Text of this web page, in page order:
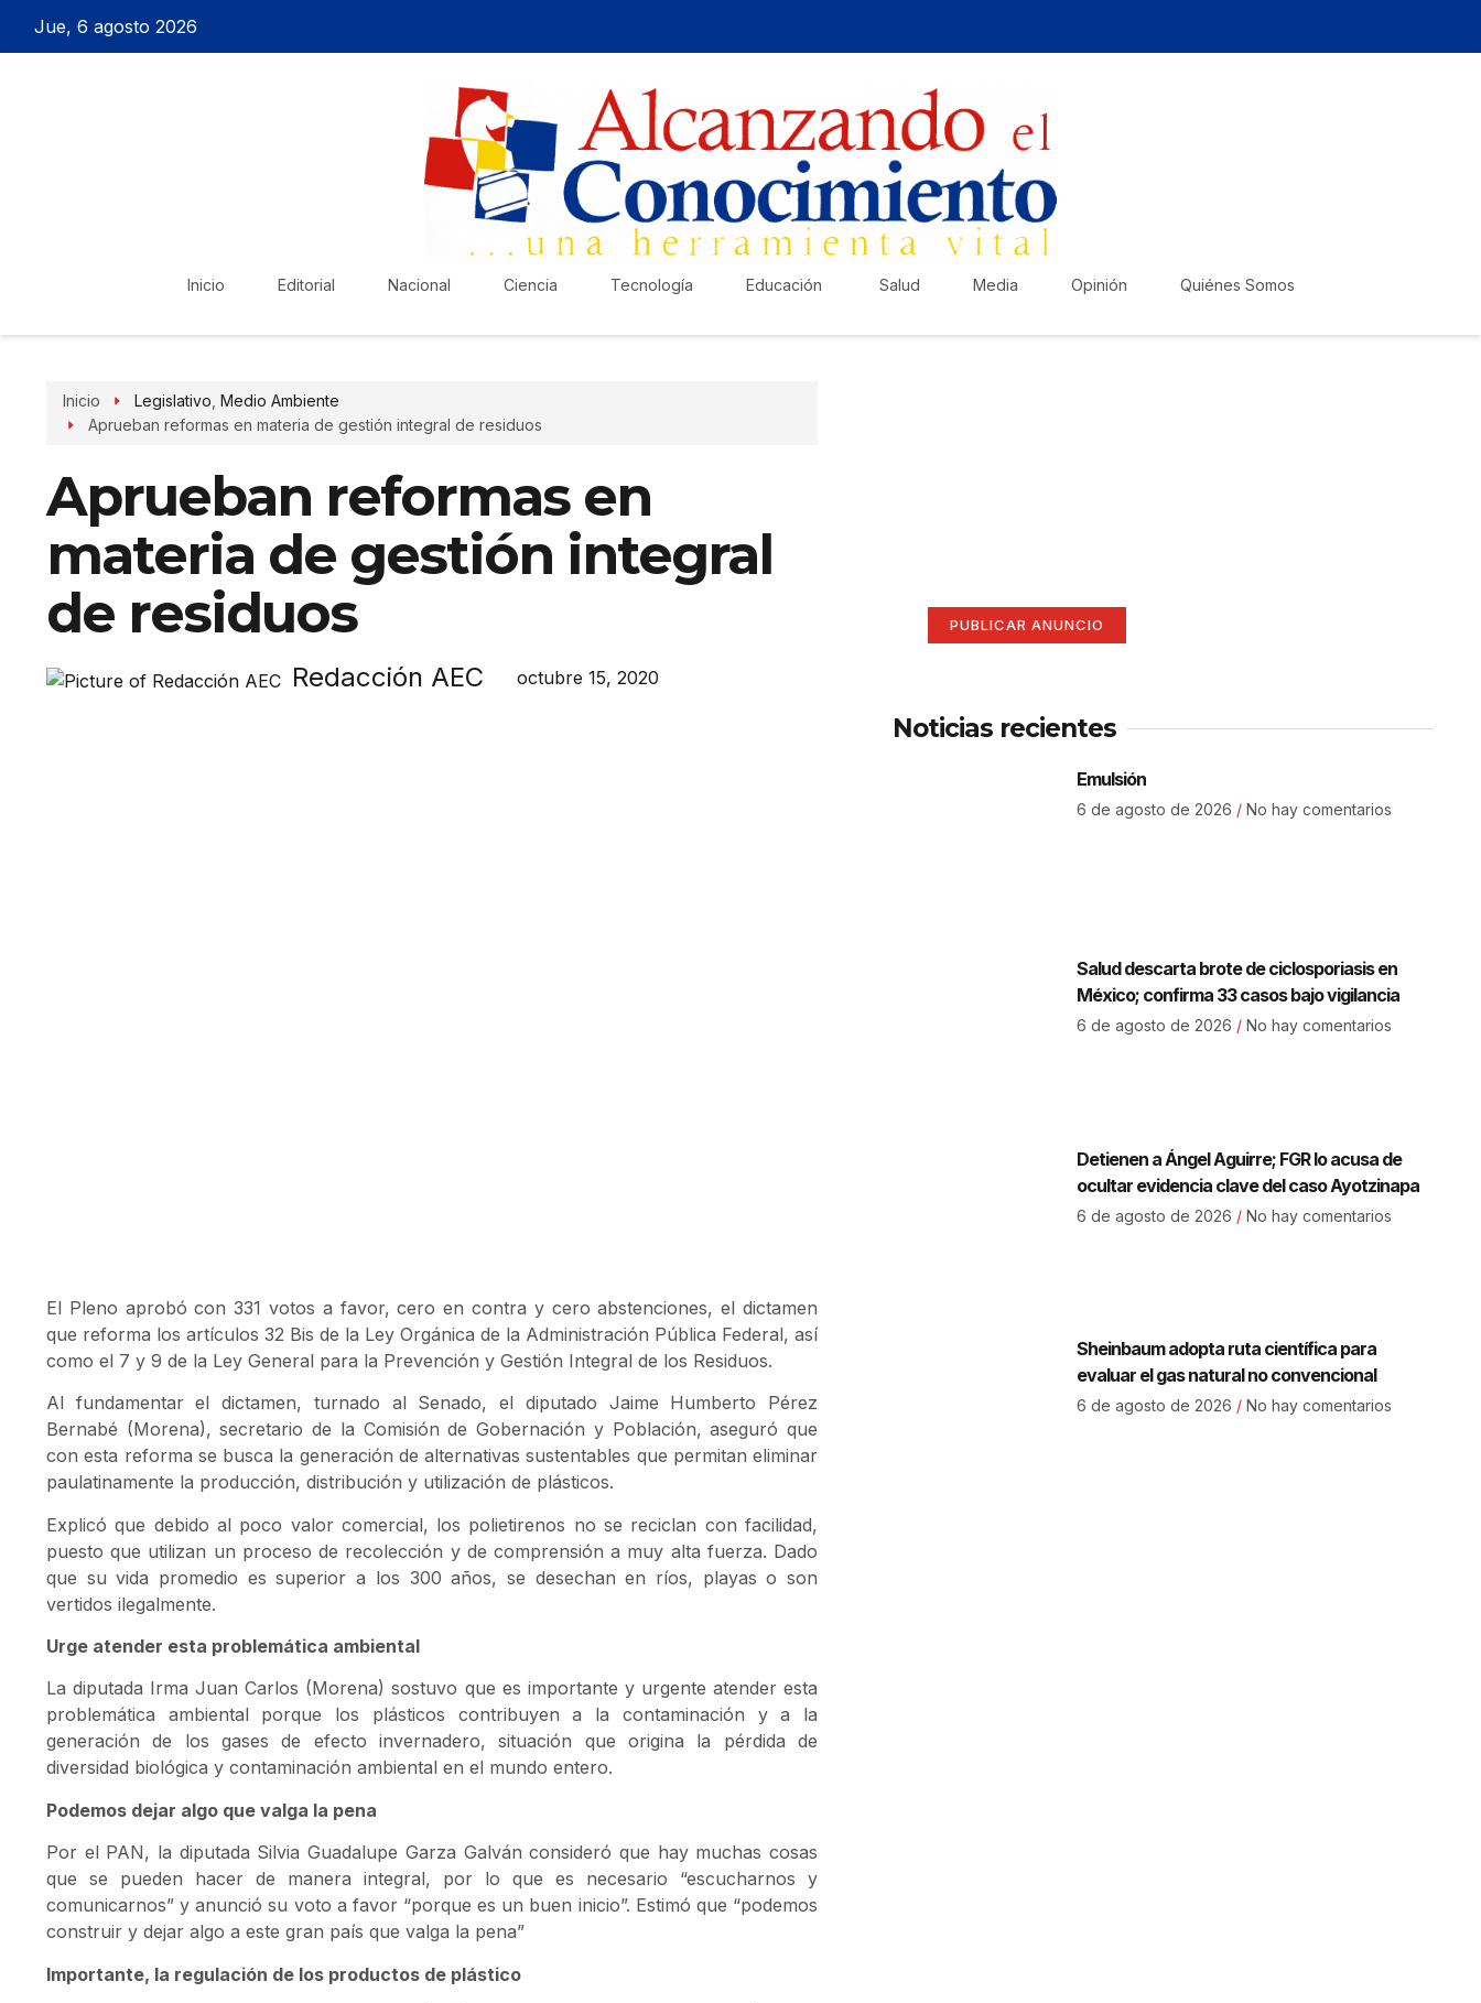
Jue, 6 agosto 2026
Inicio Editorial Nacional Ciencia Tecnología Educación Salud Media Opinión Quiénes Somos
Inicio Legislativo Medio Ambiente
Aprueban reformas en materia de gestión integral de residuos
Aprueban reformas en
materia de gestión integral
de residuos
Redacción AEC octubre 15, 2020
El Pleno aprobó con 331 votos a favor, cero en contra y cero abstenciones, el dictamen
que reforma los artículos 32 Bis de la Ley Orgánica de la Administración Pública Federal, así
como el 7 y 9 de la Ley General para la Prevención y Gestión Integral de los Residuos.
Al fundamentar el dictamen, turnado al Senado, el diputado Jaime Humberto Pérez
Bernabé (Morena), secretario de la Comisión de Gobernación y Población, aseguró que
con esta reforma se busca la generación de alternativas sustentables que permitan eliminar
paulatinamente la producción, distribución y utilización de plásticos.
Explicó que debido al poco valor comercial, los polietirenos no se reciclan con facilidad,
puesto que utilizan un proceso de recolección y de comprensión a muy alta fuerza. Dado
que su vida promedio es superior a los 300 años, se desechan en ríos, playas o son
vertidos ilegalmente.
Urge atender esta problemática ambiental
La diputada Irma Juan Carlos (Morena) sostuvo que es importante y urgente atender esta
problemática ambiental porque los plásticos contribuyen a la contaminación y a la
generación de los gases de efecto invernadero, situación que origina la pérdida de
diversidad biológica y contaminación ambiental en el mundo entero.
Podemos dejar algo que valga la pena
Por el PAN, la diputada Silvia Guadalupe Garza Galván consideró que hay muchas cosas
que se pueden hacer de manera integral, por lo que es necesario “escucharnos y
comunicarnos” y anunció su voto a favor “porque es un buen inicio”. Estimó que “podemos
construir y dejar algo a este gran país que valga la pena”
Importante, la regulación de los productos de plástico
PUBLICAR ANUNCIO
Noticias recientes
Emulsión
6 de agosto de 2026 No hay comentarios
Salud descarta brote de ciclosporiasis en
México; confirma 33 casos bajo vigilancia
6 de agosto de 2026 No hay comentarios
Detienen a Ángel Aguirre; FGR lo acusa de
ocultar evidencia clave del caso Ayotzinapa
6 de agosto de 2026 No hay comentarios
Sheinbaum adopta ruta científica para
evaluar el gas natural no convencional
6 de agosto de 2026 No hay comentarios